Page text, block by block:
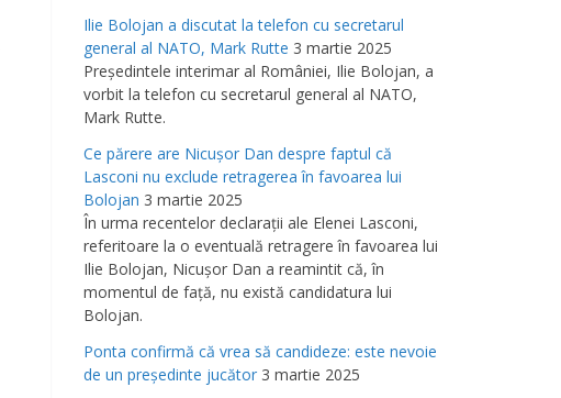
Ilie Bolojan a discutat la telefon cu secretarul
general al NATO, Mark Rutte 3 martie 2025
Preşedintele interimar al României, Ilie Bolojan, a
vorbit la telefon cu secretarul general al NATO,
Mark Rutte.
Ce părere are Nicuşor Dan despre faptul că
Lasconi nu exclude retragerea în favoarea lui
Bolojan 3 martie 2025
În urma recentelor declaraţii ale Elenei Lasconi,
referitoare la o eventuală retragere în favoarea lui
Ilie Bolojan, Nicuşor Dan a reamintit că, în
momentul de faţă, nu există candidatura lui
Bolojan.
Ponta confirmă că vrea să candideze: este nevoie
de un preşedinte jucător 3 martie 2025